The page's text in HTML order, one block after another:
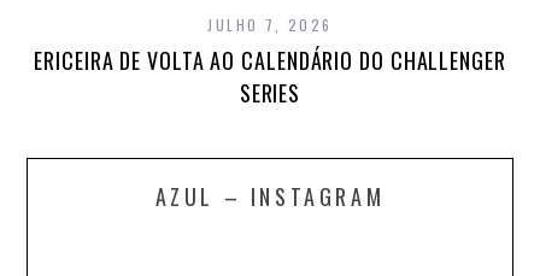
JULHO 7, 2026
ERICEIRA DE VOLTA AO CALENDÁRIO DO CHALLENGER
SERIES
AZUL – INSTAGRAM